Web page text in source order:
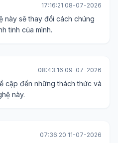
17:16:21 08-07-2026
này sẽ thay đổi cách chúng
tinh của mình.
08:43:16 09-07-2026
cập đến những thách thức và
này.
07:36:20 11-07-2026